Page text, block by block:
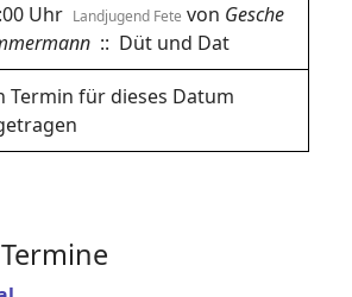
Uhr Landjugend Fete von Gesche
:: Düt und Dat
Termin für dieses Datum